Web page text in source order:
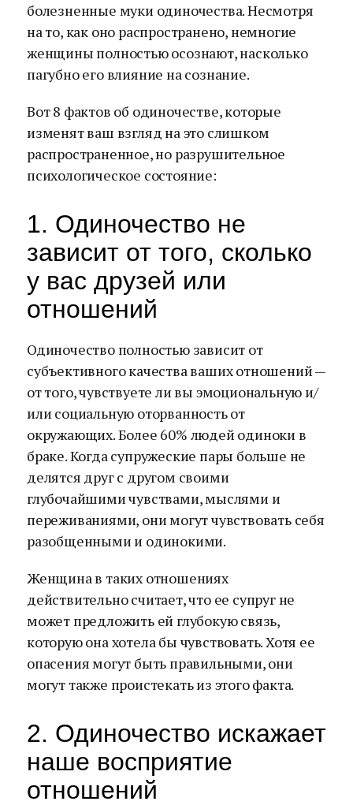
болезненные муки одиночества. Несмотря
на то, как оно распространено, немногие
женщины полностью осознают, насколько
пагубно его влияние на сознание.
Вот 8 фактов об одиночестве, которые
изменят ваш взгляд на это слишком
распространенное, но разрушительное
психологическое состояние:
1. Одиночество не
зависит от того, сколько
у вас друзей или
отношений
Одиночество полностью зависит от
субъективного качества ваших отношений —
от того, чувствуете ли вы эмоциональную и/
или социальную оторванность от
окружающих. Более 60% людей одиноки в
браке. Когда супружеские пары больше не
делятся друг с другом своими
глубочайшими чувствами, мыслями и
переживаниями, они могут чувствовать себя
разобщенными и одинокими.
Женщина в таких отношениях
действительно считает, что ее супруг не
может предложить ей глубокую связь,
которую она хотела бы чувствовать. Хотя ее
опасения могут быть правильными, они
могут также проистекать из этого факта.
2. Одиночество искажает
наше восприятие
отношений